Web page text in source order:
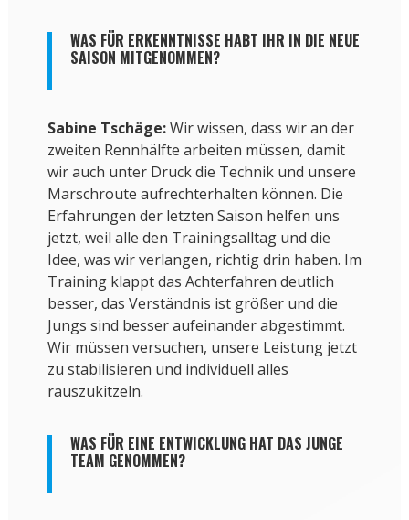
WAS FÜR ERKENNTNISSE HABT IHR IN DIE NEUE
SAISON MITGENOMMEN?
Sabine Tschäge:Wir wissen, dass wir an der
zweiten Rennhälfte arbeiten müssen, damit
wir auch unter Druck die Technik und unsere
Marschroute aufrechterhalten können. Die
Erfahrungen der letzten Saison helfen uns
jetzt, weil alle den Trainingsalltag und die
Idee, was wir verlangen, richtig drin haben. Im
Training klappt das Achterfahren deutlich
besser, das Verständnis ist größer und die
Jungs sind besser aufeinander abgestimmt.
Wir müssen versuchen, unsere Leistung jetzt
zu stabilisieren und individuell alles
rauszukitzeln.
WAS FÜR EINE ENTWICKLUNG HAT DAS JUNGE
TEAM GENOMMEN?